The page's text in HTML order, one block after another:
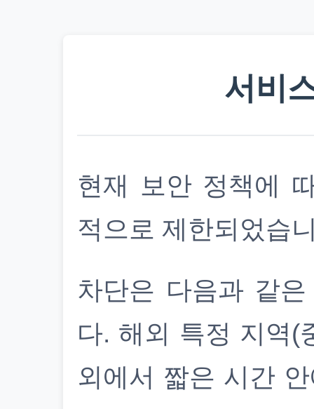
서비
현재 보안 정책에
적으로 제한되었습
차단은 다음과 같
다. 해외 특정 지역(
외에서 짧은 시간